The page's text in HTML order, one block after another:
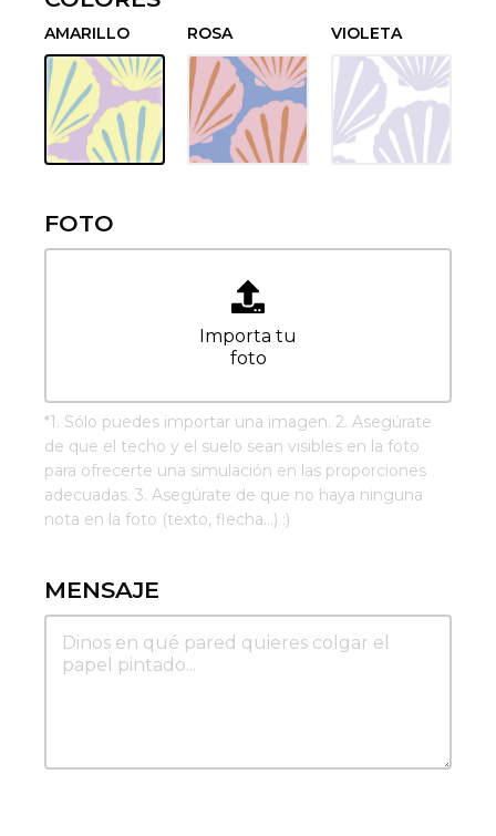
AMARILLO ROSA VIOLETA
FOTO
Importa tu
foto
*1. Sólo puedes importar una imagen. 2. Asegúrate
de que el techo y el suelo sean visibles en la foto
para ofrecerte una simulación en las proporciones
adecuadas. 3. Asegúrate de que no haya ninguna
nota en la foto (texto, flecha...) :)
MENSAJE